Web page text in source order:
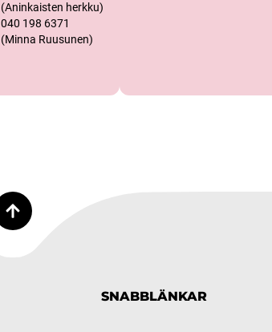
(Aninkaisten herkku)
040 198 6371
(Minna Ruusunen)
SNABBLÄNKAR